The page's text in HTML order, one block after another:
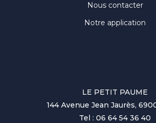
Nous contacter
Notre application
LE PETIT PAUME
144 Avenue Jean Jaurès,
Tel : 06 64 54 36 40